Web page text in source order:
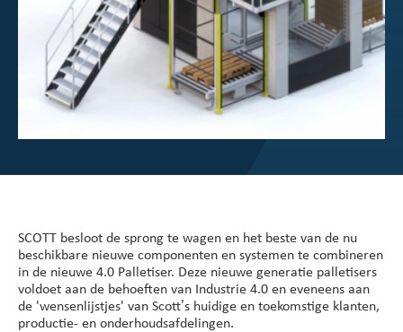
SCOTT besloot de sprong te wagen en het beste van de nu
beschikbare nieuwe componenten en systemen te combineren
in de nieuwe 4.0 Palletiser. Deze nieuwe generatie palletisers
voldoet aan de behoeften van Industrie 4.0 en eveneens aan
de 'wensenlijstjes' van Scott’s huidige en toekomstige klanten,
productie- en onderhoudsafdelingen.